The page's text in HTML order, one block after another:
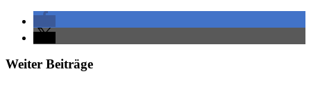
Weiter Beiträge